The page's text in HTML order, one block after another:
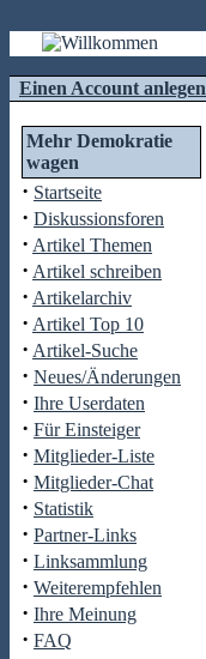
Einen Account anlegen
Mehr Demokratie
wagen
· Startseite
· Diskussionsforen
· Artikel Themen
· Artikel schreiben
· Artikelarchiv
· Artikel Top 10
· Artikel-Suche
· Neues/Änderungen
· Ihre Userdaten
· Für Einsteiger
· Mitglieder-Liste
· Mitglieder-Chat
· Statistik
· Partner-Links
· Linksammlung
· Weiterempfehlen
· Ihre Meinung
· FAQ